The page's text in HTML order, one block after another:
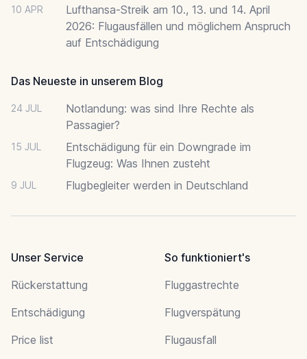
10 APR
Lufthansa-Streik am 10., 13. und 14. April
2026: Flugausfällen und möglichem Anspruch
auf Entschädigung
Das Neueste in unserem Blog
24 JUL
Notlandung: was sind Ihre Rechte als
Passagier?
15 JUL
Entschädigung für ein Downgrade im
Flugzeug: Was Ihnen zusteht
9 JUL Flugbegleiter werden in Deutschland
Unser Service
Rückerstattung
Entschädigung
Price list
So funktioniert's
Fluggastrechte
Flugverspätung
Flugausfall